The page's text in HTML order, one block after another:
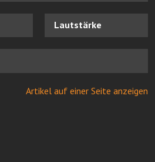
Lautstärke
Artikel auf einer Seite anzeigen